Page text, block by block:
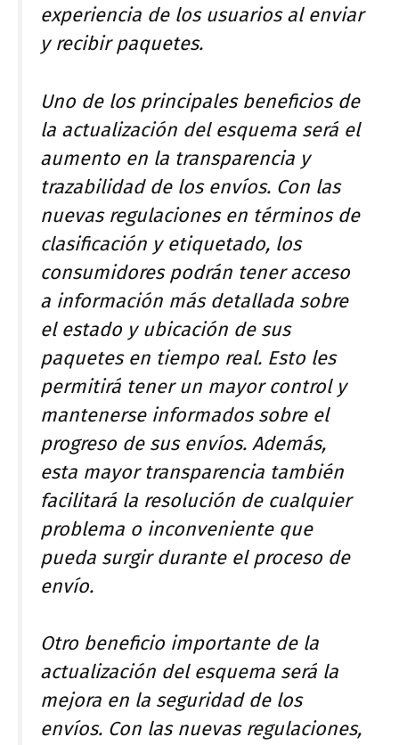
experiencia de los usuarios al enviar
y recibir paquetes.
Uno de los principales beneficios de
la actualización del esquema será el
aumento en la transparencia y
trazabilidad de los envíos. Con las
nuevas regulaciones en términos de
clasificación y etiquetado, los
consumidores podrán tener acceso
a información más detallada sobre
el estado y ubicación de sus
paquetes en tiempo real. Esto les
permitirá tener un mayor control y
mantenerse informados sobre el
progreso de sus envíos. Además,
esta mayor transparencia también
facilitará la resolución de cualquier
problema o inconveniente que
pueda surgir durante el proceso de
envío.
Otro beneficio importante de la
actualización del esquema será la
mejora en la seguridad de los
envíos. Con las nuevas regulaciones,